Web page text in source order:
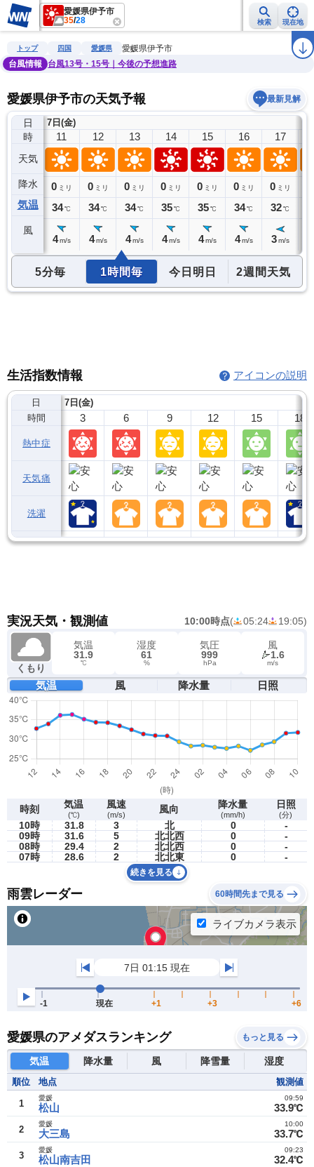
愛媛県伊予市
35/28 検索 現在地
雨雲レーダー 台風情報 地震情報 ラ
トップ 四国 愛媛県
愛媛県伊予市
台風情報
台風13号・15号｜今後の予想進路
愛媛県伊予市の天気予報 最新見解
日
時
天気
降水
気温
風
7日(金)
10
0ミリ
33℃
11
0 ミリ
34℃
4 m/s
12
0 ミリ
34℃
4 m/s
13
0 ミリ
34℃
4 m/s
14
0 ミリ
35℃
4 m/s
15
0 ミリ
35℃
4 m/s
16
0 ミリ
34℃
4 m/s
17
0 ミリ
32℃
3 m/s
5分毎 1時間毎 今日明日 2週間天気
生活指数情報 アイコンの説明
日
時間
熱中症
天気痛
洗濯
7日(金)
3 6 9 12 15 18
実況天気・観測値 10:00時点( 05:24 19:05)
くもり
気温
31.9
℃
湿度
61
%
気圧
999
hPa
風
1.6
m/s
気温 風 降水量 日照
時刻 気温
(℃)
風速
(m/s) 風向 降水量
(mm/h)
日照
(分)
10時 31.8 3 北 0
-
09時
31.6 5 北北西 0
-
08時
29.4 2 北北西 0
-
07時
28.6 2 北北東 0 -
続きを見る
雨雲レーダー 60時間先まで見る
愛媛県のアメダスランキング もっと見る
気温 降水量 風 降雪量 湿度
順位 地点 観測値
1 松山
愛媛
33.9℃
09:59
2 大三島
愛媛
33.7℃
10:00
3 松山南吉田
愛媛
32.4℃
09:23